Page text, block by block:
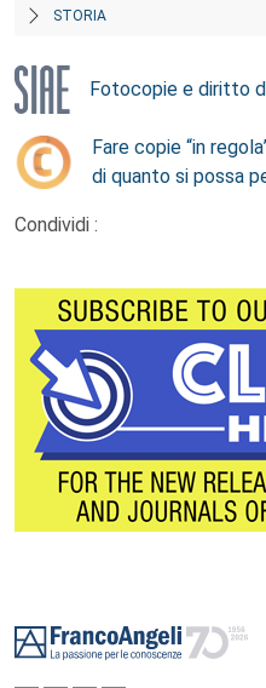
STORIA
Fotocopie e diritto
Fare copie “in
di quanto si possa
Condividi :